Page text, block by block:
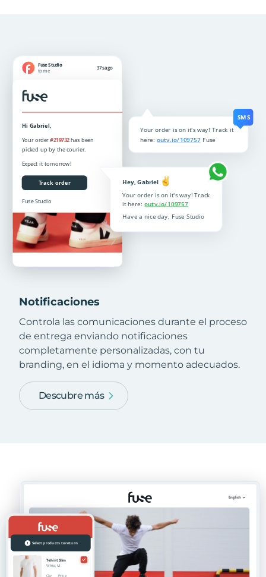
Notificaciones
Controla las comunicaciones durante el proceso
de entrega enviando notificaciones
completamente personalizadas, con tu
branding, en el idioma y momento adecuados.
Descubre más